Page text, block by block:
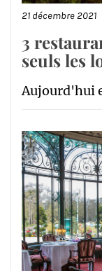
21 décembre 2021
3
seuls les
Aujourd'hui